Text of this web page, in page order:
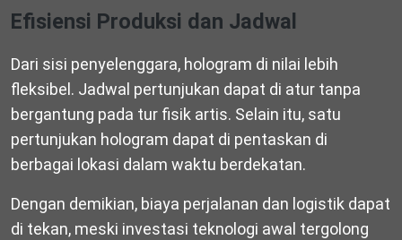
Efisiensi Produksi dan Jadwal
Dari sisi penyelenggara, hologram di nilai lebih
fleksibel. Jadwal pertunjukan dapat di atur tanpa
bergantung pada tur fisik artis. Selain itu, satu
pertunjukan hologram dapat di pentaskan di
berbagai lokasi dalam waktu berdekatan.
Dengan demikian, biaya perjalanan dan logistik dapat
di tekan, meski investasi teknologi awal tergolong